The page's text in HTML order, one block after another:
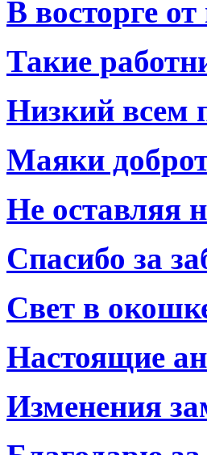
В восторге
Такие
Низкий всем
Маяки
Не оставляя
Спасибо за
Свет в
Настоящие
Изменения